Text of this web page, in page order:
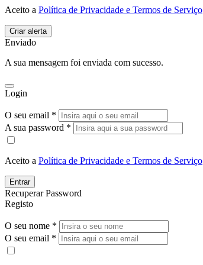
Aceito a Política de Privacidade e Termos de Serviço
Enviado
A sua mensagem foi enviada com sucesso.
Login
O seu email *
A sua password *
Aceito a Política de Privacidade e Termos de Serviço
Entrar
Recuperar Password
Registo
O seu nome *
O seu email *